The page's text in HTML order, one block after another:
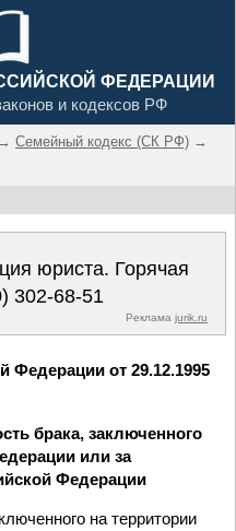
ФЕДЕРАЦИИ
и кодексов РФ
→ Семейный кодекс (СК РФ) →
юриста. Горячая
302-68-51
Реклама jurik.ru
Федерации от 29.12.1995
брака, заключенного
или за
Федерации
на территории